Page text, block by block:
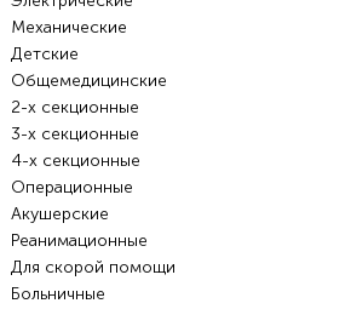
Механические
Детские
Общемедицинские
2-х секционные
3-х секционные
4-х секционные
Операционные
Акушерские
Реанимационные
Для скорой помощи
Больничные